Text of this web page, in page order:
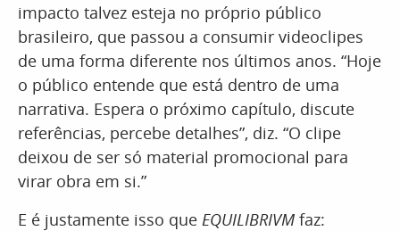
impacto talvez esteja no próprio público
brasileiro, que passou a consumir videoclipes
de uma forma diferente nos últimos anos. “Hoje
o público entende que está dentro de uma
narrativa. Espera o próximo capítulo, discute
referências, percebe detalhes”, diz. “O clipe
deixou de ser só material promocional para
virar obra em si.”
E é justamente isso que EQUILIBRIVM faz: